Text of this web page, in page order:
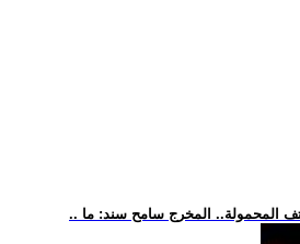
المحمولة.. المخرج سامح سند: ما